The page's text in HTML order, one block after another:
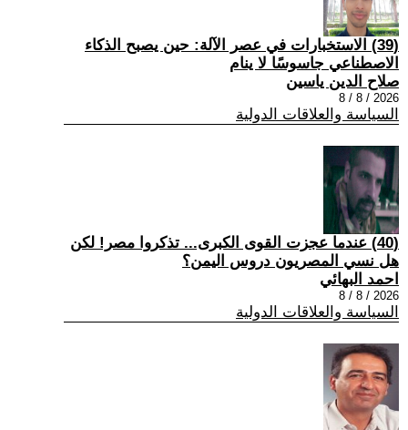
(39) الاستخبارات في عصر الآلة: حين يصبح الذكاء
الاصطناعي جاسوسًا لا ينام
صلاح الدين ياسين
2026 / 8 / 8
السياسة والعلاقات الدولية
(40) عندما عجزت القوى الكبرى... تذكروا مصر! لكن
هل نسي المصريون دروس اليمن؟
احمد البهائي
2026 / 8 / 8
السياسة والعلاقات الدولية